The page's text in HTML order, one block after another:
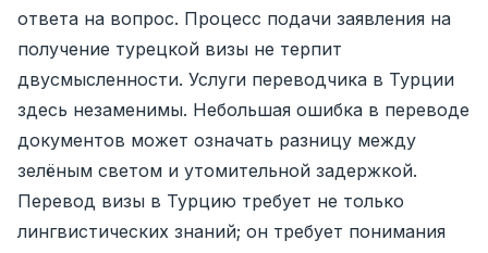
ответа на вопрос. Процесс подачи заявления на
получение турецкой визы не терпит
двусмысленности. Услуги переводчика в Турции
здесь незаменимы. Небольшая ошибка в переводе
документов может означать разницу между
зелёным светом и утомительной задержкой.
Перевод визы в Турцию требует не только
лингвистических знаний; он требует понимания